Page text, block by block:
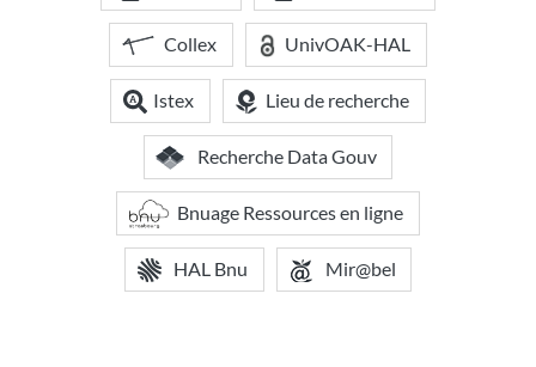
Collex UnivOAK-HAL
Istex Lieu de recherche
Recherche Data Gouv
Bnuage Ressources en ligne
HAL Bnu Mir@bel